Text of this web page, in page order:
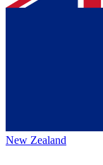
New Zealand